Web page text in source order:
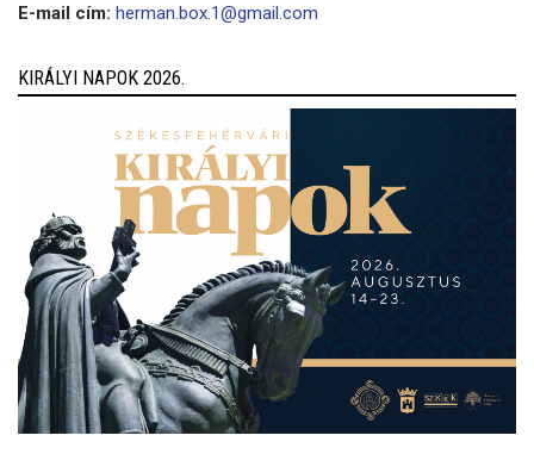
E-mail cím: herman.box.1@gmail.com
KIRÁLYI NAPOK 2026.